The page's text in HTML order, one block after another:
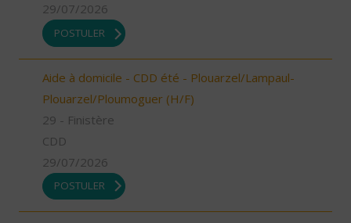
29/07/2026
POSTULER
Aide à domicile - CDD été - Plouarzel/Lampaul-
Plouarzel/Ploumoguer (H/F)
29 - Finistère
CDD
29/07/2026
POSTULER